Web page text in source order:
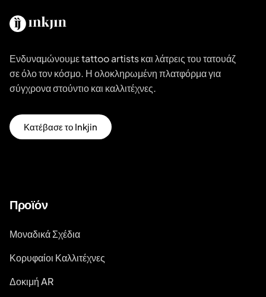
Ενδυναμώνουμε tattoo artists και λάτρεις του τατουάζ
σε όλο τον κόσμο. Η ολοκληρωμένη πλατφόρμα για
σύγχρονα στούντιο και καλλιτέχνες.
Κατέβασε το Inkjin
Προϊόν
Μοναδικά Σχέδια
Κορυφαίοι Καλλιτέχνες
Δοκιμή AR